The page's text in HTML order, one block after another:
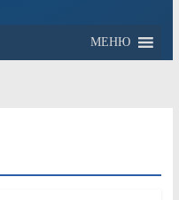
МЕНЮ